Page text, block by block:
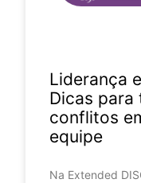
Liderança
Dicas
conflitos
equipe
Na Extended